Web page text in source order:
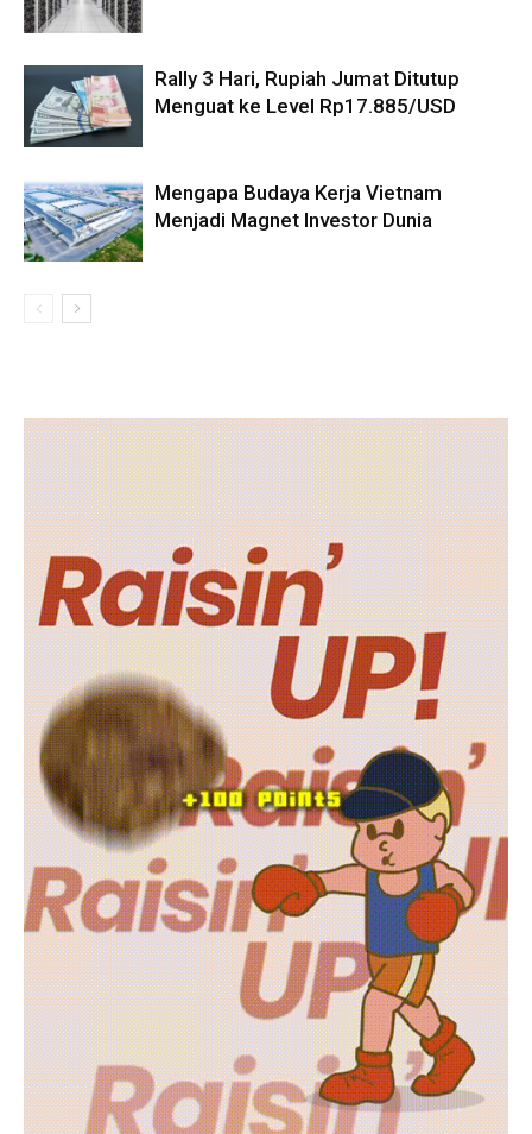
Rally 3 Hari, Rupiah Jumat Ditutup
Menguat ke Level Rp17.885/USD
Mengapa Budaya Kerja Vietnam
Menjadi Magnet Investor Dunia